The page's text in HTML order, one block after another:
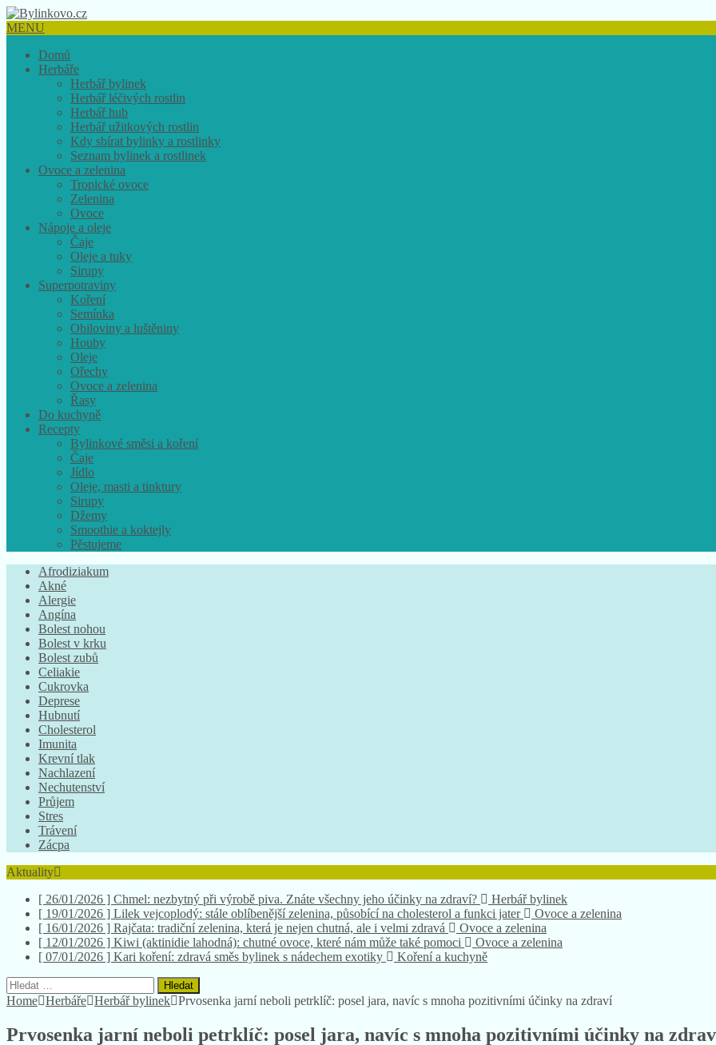
MENU
Domů
Herbáře
Herbář bylinek
Herbář léčivých rostlin
Herbář hub
Herbář užitkových rostlin
Kdy sbírat bylinky a rostlinky
Seznam bylinek a rostlinek
Ovoce a zelenina
Tropické ovoce
Zelenina
Ovoce
Nápoje a oleje
Čaje
Oleje a tuky
Sirupy
Superpotraviny
Koření
Semínka
Obiloviny a luštěniny
Houby
Oleje
Ořechy
Ovoce a zelenina
Řasy
Do kuchyně
Recepty
Bylinkové směsi a koření
Čaje
Jídlo
Oleje, masti a tinktury
Sirupy
Džemy
Smoothie a koktejly
Pěstujeme
Afrodiziakum
Akné
Alergie
Angína
Bolest nohou
Bolest v krku
Bolest zubů
Celiakie
Cukrovka
Deprese
Hubnutí
Cholesterol
Imunita
Krevní tlak
Nachlazení
Nechutenství
Průjem
Stres
Trávení
Zácpa
Aktuality
[ 26/01/2026 ] Chmel: nezbytný při výrobě piva. Znáte všechny jeho účinky na zdraví? Herbář bylinek
[ 19/01/2026 ]Lilek vejcoplodý: stále oblíbenější zelenina, působící na cholesterol a funkci jater Ovoce a zelenina
[ 16/01/2026 ]Rajčata: tradiční zelenina, která je nejen chutná, ale i velmi zdravá Ovoce a zelenina
[ 12/01/2026 ]Kiwi (aktinidie lahodná): chutné ovoce, které nám může také pomoci Ovoce a zelenina
[ 07/01/2026 ]Kari koření: zdravá směs bylinek s nádechem exotiky Koření a kuchyně
Vyhledávání
Home Herbáře Herbář bylinek Prvosenka jarní neboli petrklíč: posel jara, navíc s mnoha pozitivními účinky na zdraví
Prvosenka jarní neboli petrklíč: posel jara, navíc s mnoha pozitivními účinky na